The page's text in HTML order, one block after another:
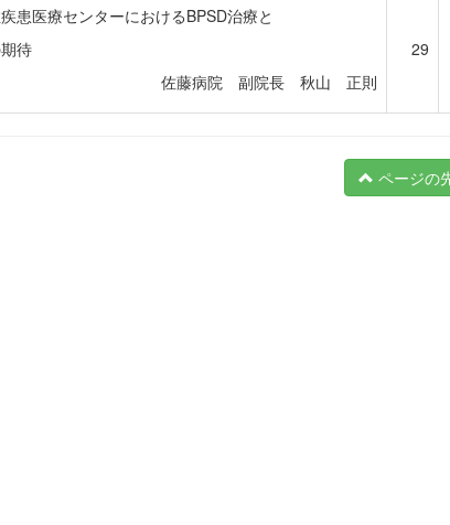
疾患医療センターにおけるBPSD治療と
待
佐藤病院 副院長 秋山 正則
29
ページの